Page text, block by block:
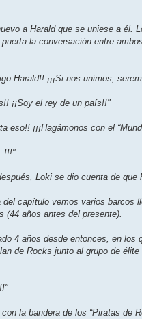
a Harald que se uniese a él.
la conversación entre
Harald!! ¡¡¡Si nos unimos,
¡¡Soy el rey de un país!!"
eso!! ¡¡¡Hagámonos con el
Loki se dio cuenta de que
capítulo vemos varios barcos
(44 años antes del presente).
4 años desde entonces, en
de Rocks junto al grupo de
la bandera de los “Piratas de